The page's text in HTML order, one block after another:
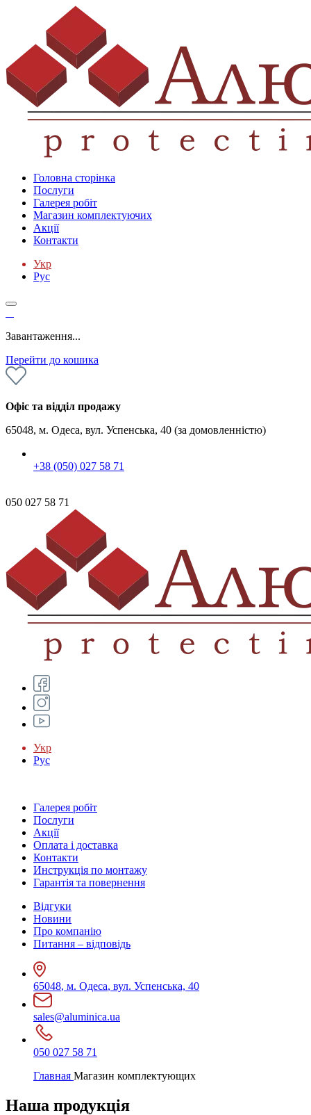
Головна сторінка
Послуги
Галерея робіт
Магазин комплектуючих
Акції
Контакти
Укр
Рус
Завантаження...
Перейти до кошика
Офіс та відділ продажу
65048, м. Одеса, вул. Успенська, 40 (за домовленністю)
+38 (050) 027 58 71
050 027 58 71
Укр
Рус
Галерея робіт
Послуги
Акції
Оплата і доставка
Контакти
Инструкція по монтажу
Гарантія та повернення
Відгуки
Новини
Про компанію
Питання – відповідь
65048, м. Одеса, вул. Успенська, 40
sales@aluminica.ua
050 027 58 71
Главная Магазин комплектующих
Наша продукція